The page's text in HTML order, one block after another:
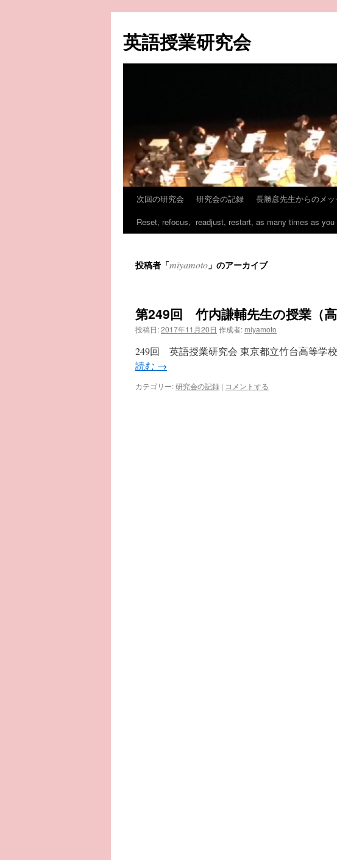
テ
ン
英語授業研究会
次回の研究会 研究会の記録 長勝彦先生からのメッ
Reset, refocus, readjust, restart, as many times as
投稿者「miyamoto 」のアーカイブ
第249回 竹内謙輔先生の授業（高
投稿日:2017年11月20日 作成者: miyamoto
249回 英語授業研究会 東京都立竹台高等
読む →
カテゴリー:研究会の記録 | コメントする